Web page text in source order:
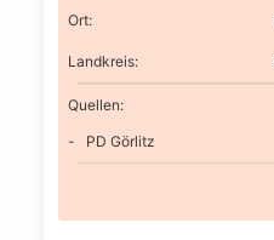
Ort:
Landkreis:
Quellen:
PD Görlitz